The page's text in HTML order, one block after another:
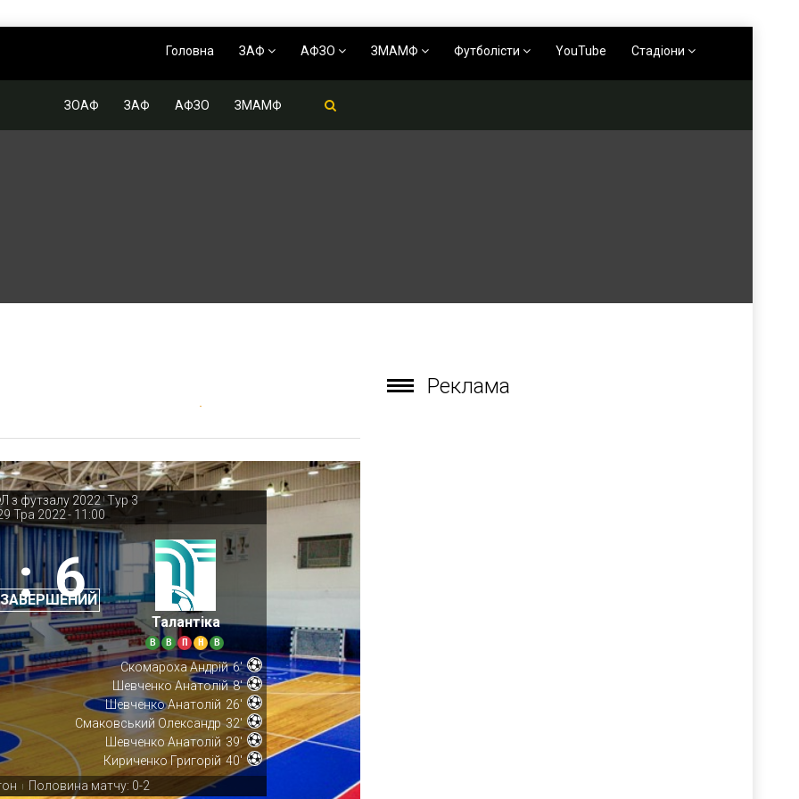
Головна ЗАФ АФЗО ЗМАМФ Футболісти YouTube Стадіони
ЗОАФ ЗАФ АФЗО ЗМАМФ
з футзалу 2022 | Тур 3
Тра 2022- 11:00
: 6
Талантіка
В В П Н В
Скомароха Андрій 6'
Шевченко Анатолій 8'
Шевченко Анатолій 26'
Смаковський Олександр 32'
Шевченко Анатолій 39'
Кириченко Григорій 40'
| Половина матчу: 0-2
Реклама